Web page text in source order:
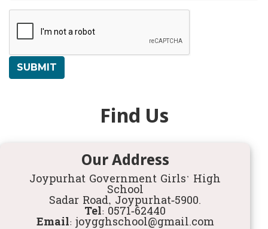
Find Us
Our Address
Joypurhat Government Girls' High
School
Sadar Road, Joypurhat-5900.
Tel: 0571-62440
Email: joygghschool@gmail.com